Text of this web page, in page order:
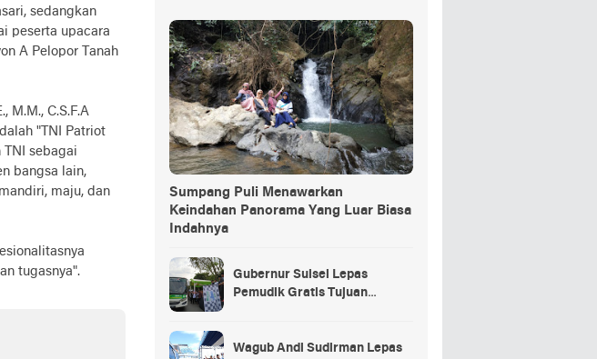
sedangkan
peserta upacara
A Pelopor Tanah
M.M., C.S.F.A
"TNI Patriot
TNI sebagai
bangsa lain,
maju, dan
tugasnya".
Sumpang Puli Menawarkan
Keindahan Panorama Yang Luar Biasa
Indahnya
Gubernur Sulsel Lepas
Pemudik Gratis Tujuan
Wagub Andi Sudirman Lepas